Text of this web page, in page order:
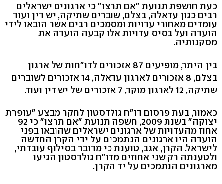
כעת חושפת תנועת "אם תרצו" כי ארגונים ישראלים
רבים כגון עדאלה, בצלם, שוברים שתיקה, יש דין ועוד
עומדים מאחורי עדויות ומסמכים רבים אשר הובאו לידי
הועדה ועל בסיס עדויות אלו קבעה הועדה את
מסקנותיה.
בין היתר, מופיעים 87 אזכורים לדו"חות של ארגון
בצלם, 8 אזכורים לארגון עדאלה, 14 אזכורים לשוברים
שתיקה, 12 לארגון מוקד, 7 אזכורים של יש דין ועוד.
כאמור, בעת פרסום דו"ח גולדסטון לחקר מבצע "עופרת
יצוקה" בשנת 2009, חשפה תנועת "אם תרצו" כי 92
אחוז מהעדויות של ארגונים ישראלים שהובאו בפני
הועדה היו ארגונים הנתמכים על ידי הקרן החדשה
לישראל. הקרן, אגב, טוענת כי מדובר בסילוף עובדתי,
ולטענתה רק שני אחוזים מדו"ח גולדסטון הגיעו
מארגונים הנתמכים על יד הקרן.